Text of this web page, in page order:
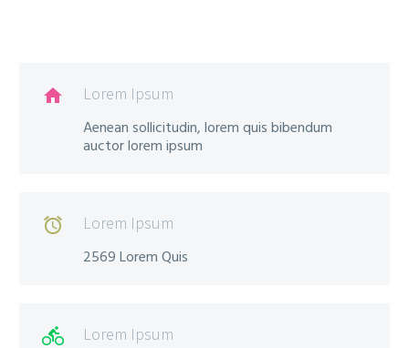
 Lorem Ipsum
Aenean sollicitudin, lorem quis bibendum
auctor lorem ipsum
 Lorem Ipsum
2569 Lorem Quis
 Lorem Ipsum